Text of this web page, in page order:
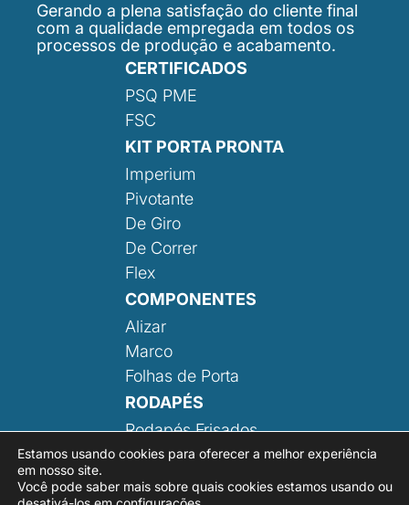
Gerando a plena satisfação do cliente final
com a qualidade empregada em todos os
processos de produção e acabamento.
CERTIFICADOS
PSQ PME
FSC
KIT PORTA PRONTA
Imperium
Pivotante
De Giro
De Correr
Flex
COMPONENTES
Alizar
Marco
Folhas de Porta
RODAPÉS
Rodapés Frisados
Rodapé Liso
Estamos usando cookies para oferecer a melhor experiência
em nosso site.
Você pode saber mais sobre quais cookies estamos usando ou